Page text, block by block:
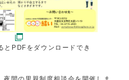
とPDFをダウンロードでき